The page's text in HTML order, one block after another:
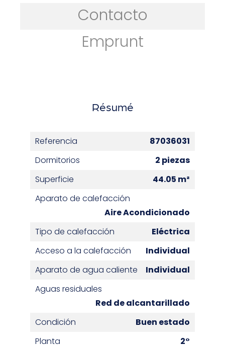
Contacto
Emprunt
Résumé
Referencia
87036031
Dormitorios
2 piezas
Superficie
44.05 m²
Aparato de calefacción
Aire Acondicionado
Tipo de calefacción
Eléctrica
Acceso a la calefacción
Individual
Aparato de agua caliente
Individual
Aguas residuales
Red de alcantarillado
Condición
Buen estado
Planta
2°